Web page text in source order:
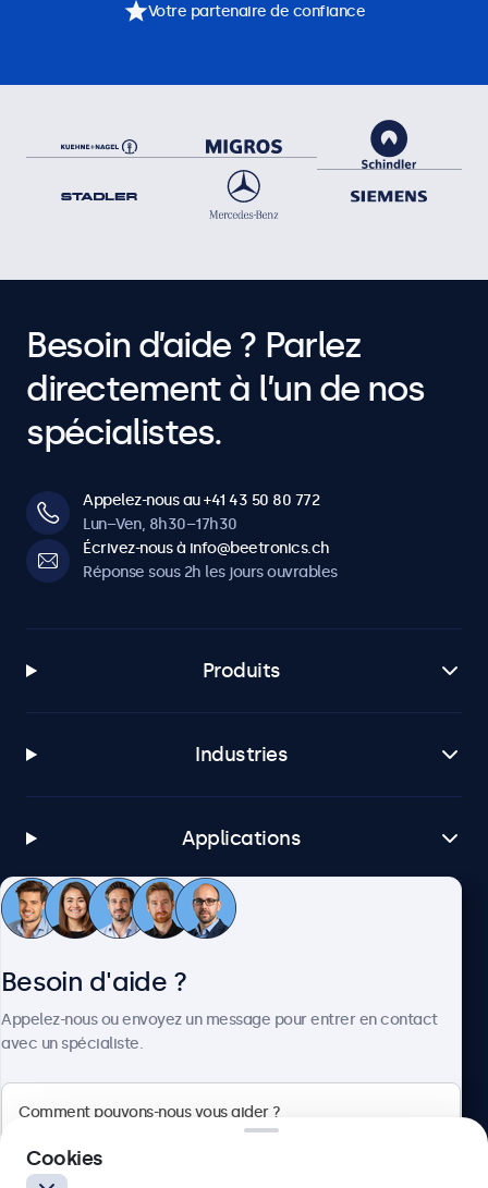
Votre partenaire de confiance
Besoin d’aide ? Parlez
directement à l’un de nos
spécialistes.
Appelez-nous au +41 43 50 80 772
Lun–Ven, 8h30–17h30
Écrivez-nous à info@beetronics.ch
Réponse sous 2h les jours ouvrables
Produits
Industries
Applications
Service client
Besoin d'aide ?
Appelez-nous ou envoyez un message pour entrer en contact
avec un spécialiste.
Cookies